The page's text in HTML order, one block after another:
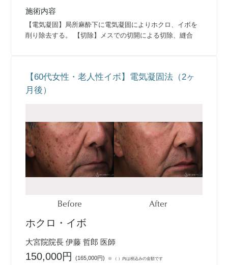
施術内容
【電気凝固】局所麻酔下に電気凝固によりホクロ、イボを
削り除去する。 【切除】メスでの切開による切除、縫合
【60代女性・老人性イボ】電気凝固法（2ヶ
月後）
Before After
ホクロ・イボ
大宮院院長 伊藤 哲郎 医師
150,000円(165,000円) ※ （ ）内は税込みの金額です